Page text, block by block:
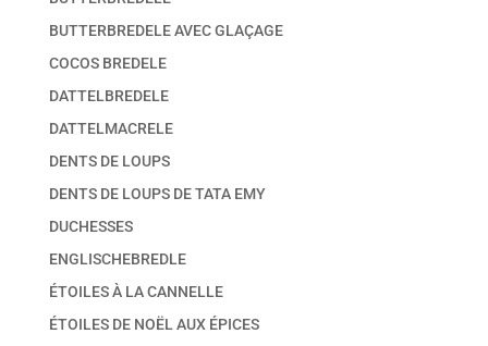
BUTTERBREDELE AVEC GLAÇAGE
COCOS BREDELE
DATTELBREDELE
DATTELMACRELE
DENTS DE LOUPS
DENTS DE LOUPS DE TATA EMY
DUCHESSES
ENGLISCHEBREDLE
ÉTOILES À LA CANNELLE
ÉTOILES DE NOËL AUX ÉPICES